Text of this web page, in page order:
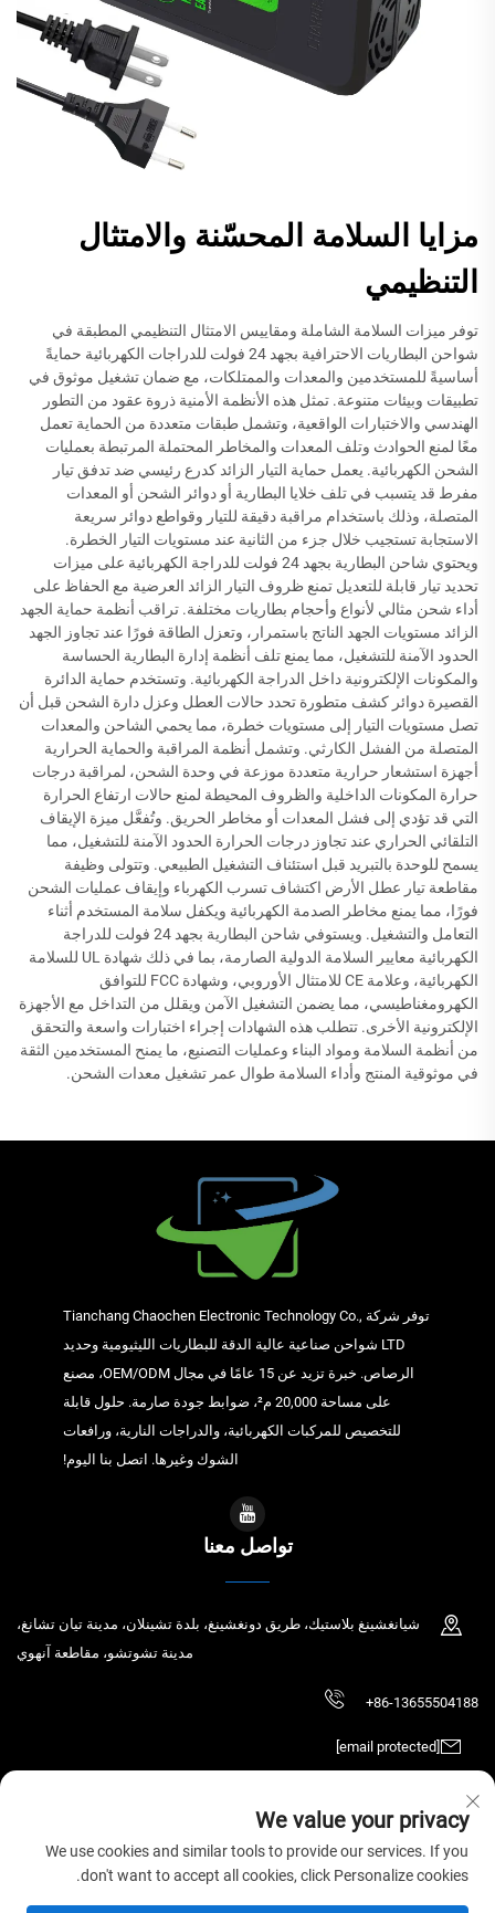
مزايا السلامة المحسّنة والامتثال
التنظيمي
توفر ميزات السلامة الشاملة ومقاييس الامتثال التنظيمي المطبقة في
شواحن البطاريات الاحترافية بجهد 24 فولت للدراجات الكهربائية حمايةً
أساسيةً للمستخدمين والمعدات والممتلكات، مع ضمان تشغيل موثوق في
تطبيقات وبيئات متنوعة. تمثل هذه الأنظمة الأمنية ذروة عقود من التطور
الهندسي والاختبارات الواقعية، وتشمل طبقات متعددة من الحماية تعمل
معًا لمنع الحوادث وتلف المعدات والمخاطر المحتملة المرتبطة بعمليات
الشحن الكهربائية. يعمل حماية التيار الزائد كدرع رئيسي ضد تدفق تيار
مفرط قد يتسبب في تلف خلايا البطارية أو دوائر الشحن أو المعدات
المتصلة، وذلك باستخدام مراقبة دقيقة للتيار وقواطع دوائر سريعة
الاستجابة تستجيب خلال جزء من الثانية عند مستويات التيار الخطرة.
ويحتوي شاحن البطارية بجهد 24 فولت للدراجة الكهربائية على ميزات
تحديد تيار قابلة للتعديل تمنع ظروف التيار الزائد العرضية مع الحفاظ على
أداء شحن مثالي لأنواع وأحجام بطاريات مختلفة. تراقب أنظمة حماية الجهد
الزائد مستويات الجهد الناتج باستمرار، وتعزل الطاقة فورًا عند تجاوز الجهد
الحدود الآمنة للتشغيل، مما يمنع تلف أنظمة إدارة البطارية الحساسة
والمكونات الإلكترونية داخل الدراجة الكهربائية. وتستخدم حماية الدائرة
القصيرة دوائر كشف متطورة تحدد حالات العطل وعزل دارة الشحن قبل أن
تصل مستويات التيار إلى مستويات خطرة، مما يحمي الشاحن والمعدات
المتصلة من الفشل الكارثي. وتشمل أنظمة المراقبة والحماية الحرارية
أجهزة استشعار حرارية متعددة موزعة في وحدة الشحن، لمراقبة درجات
حرارة المكونات الداخلية والظروف المحيطة لمنع حالات ارتفاع الحرارة
التي قد تؤدي إلى فشل المعدات أو مخاطر الحريق. وتُفعَّل ميزة الإيقاف
التلقائي الحراري عند تجاوز درجات الحرارة الحدود الآمنة للتشغيل، مما
يسمح للوحدة بالتبريد قبل استئناف التشغيل الطبيعي. وتتولى وظيفة
مقاطعة تيار عطل الأرض اكتشاف تسرب الكهرباء وإيقاف عمليات الشحن
فورًا، مما يمنع مخاطر الصدمة الكهربائية ويكفل سلامة المستخدم أثناء
التعامل والتشغيل. ويستوفي شاحن البطارية بجهد 24 فولت للدراجة
الكهربائية معايير السلامة الدولية الصارمة، بما في ذلك شهادة UL للسلامة
الكهربائية، وعلامة CE للامتثال الأوروبي، وشهادة FCC للتوافق
الكهرومغناطيسي، مما يضمن التشغيل الآمن ويقلل من التداخل مع الأجهزة
الإلكترونية الأخرى. تتطلب هذه الشهادات إجراء اختبارات واسعة والتحقق
من أنظمة السلامة ومواد البناء وعمليات التصنيع، ما يمنح المستخدمين الثقة
في موثوقية المنتج وأداء السلامة طوال عمر تشغيل معدات الشحن.
توفر شركة Tianchang Chaochen Electronic Technology Co.,
LTD شواحن صناعية عالية الدقة للبطاريات الليثيومية وحديد
الرصاص. خبرة تزيد عن 15 عامًا في مجال OEM/ODM، مصنع
على مساحة 20,000 م²، ضوابط جودة صارمة. حلول قابلة
للتخصيص للمركبات الكهربائية، والدراجات النارية، ورافعات
الشوك وغيرها. اتصل بنا اليوم!
تواصل معنا
شيانغشينغ بلاستيك، طريق دونغشينغ، بلدة تشينلان، مدينة تيان تشانغ،
مدينة تشوتشو، مقاطعة آنهوي
+86-13655504188
حقوق الطبع والنشر © 2025 تيان تشانغ تشاوتشين للتكنولوجيا الإلكترونية المحدودة.
جميع الحقوق محفوظة.سياسة الخصوصية
We value your privacy
We use cookies and similar tools to provide our services. If you
don't want to accept all cookies, click Personalize cookies.